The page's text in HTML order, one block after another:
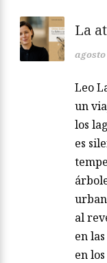
La
agosto
Leo
un
los
es
al
en
en